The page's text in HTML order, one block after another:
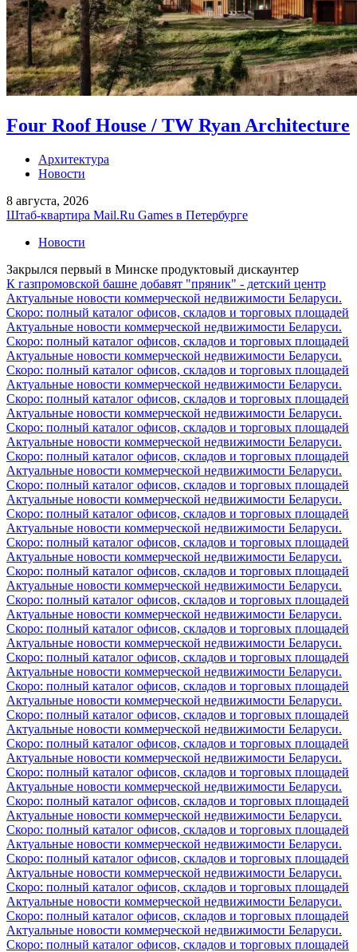
Four Roof House / TW Ryan Architecture
Архитектура
Новости
8 августа, 2026
Штаб-квартира Mail.Ru Games в Петербурге
Новости
Закрылся первый в Минске продуктовый дискаунтер
К газпромовской башне добавят "пряник" - детский центр
Актуальные новости коммерческой недвижимости Беларуси.
Скоро: полный каталог офисов, складов и торговых площадей
Актуальные новости коммерческой недвижимости Беларуси.
Скоро: полный каталог офисов, складов и торговых площадей
Актуальные новости коммерческой недвижимости Беларуси.
Скоро: полный каталог офисов, складов и торговых площадей
Актуальные новости коммерческой недвижимости Беларуси.
Скоро: полный каталог офисов, складов и торговых площадей
Актуальные новости коммерческой недвижимости Беларуси.
Скоро: полный каталог офисов, складов и торговых площадей
Актуальные новости коммерческой недвижимости Беларуси.
Скоро: полный каталог офисов, складов и торговых площадей
Актуальные новости коммерческой недвижимости Беларуси.
Скоро: полный каталог офисов, складов и торговых площадей
Актуальные новости коммерческой недвижимости Беларуси.
Скоро: полный каталог офисов, складов и торговых площадей
Актуальные новости коммерческой недвижимости Беларуси.
Скоро: полный каталог офисов, складов и торговых площадей
Актуальные новости коммерческой недвижимости Беларуси.
Скоро: полный каталог офисов, складов и торговых площадей
Актуальные новости коммерческой недвижимости Беларуси.
Скоро: полный каталог офисов, складов и торговых площадей
Актуальные новости коммерческой недвижимости Беларуси.
Скоро: полный каталог офисов, складов и торговых площадей
Актуальные новости коммерческой недвижимости Беларуси.
Скоро: полный каталог офисов, складов и торговых площадей
Актуальные новости коммерческой недвижимости Беларуси.
Скоро: полный каталог офисов, складов и торговых площадей
Актуальные новости коммерческой недвижимости Беларуси.
Скоро: полный каталог офисов, складов и торговых площадей
Актуальные новости коммерческой недвижимости Беларуси.
Скоро: полный каталог офисов, складов и торговых площадей
Актуальные новости коммерческой недвижимости Беларуси.
Скоро: полный каталог офисов, складов и торговых площадей
Актуальные новости коммерческой недвижимости Беларуси.
Скоро: полный каталог офисов, складов и торговых площадей
Актуальные новости коммерческой недвижимости Беларуси.
Скоро: полный каталог офисов, складов и торговых площадей
Актуальные новости коммерческой недвижимости Беларуси.
Скоро: полный каталог офисов, складов и торговых площадей
Актуальные новости коммерческой недвижимости Беларуси.
Скоро: полный каталог офисов, складов и торговых площадей
Актуальные новости коммерческой недвижимости Беларуси.
Скоро: полный каталог офисов, складов и торговых площадей
Актуальные новости коммерческой недвижимости Беларуси.
Скоро: полный каталог офисов, складов и торговых площадей